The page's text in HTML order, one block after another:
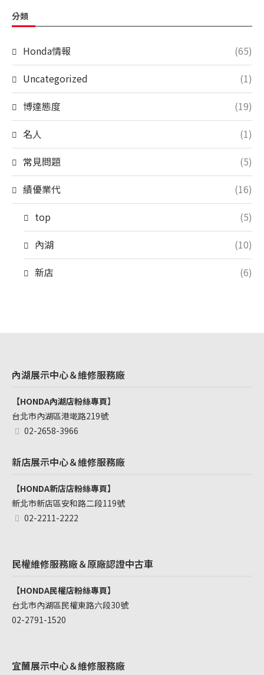
分類
Honda情報
(65)
Uncategorized
(1)
博達態度
(19)
名人
(1)
常見問題
(5)
績優業代
(16)
top
(5)
內湖
(10)
新店
(6)
內湖展示中心＆維修服務廠
【HONDA內湖店粉絲專頁】
台北市內湖區港墘路219號
02-2658-3966
新店展示中心＆維修服務廠
【HONDA新店店粉絲專頁】
新北市新店區安和路二段119號
02-2211-2222
民權維修服務廠＆原廠認證中古車
【HONDA民權店粉絲專頁】
台北市內湖區民權東路六段30號
02-2791-1520
宜蘭展示中心＆維修服務廠